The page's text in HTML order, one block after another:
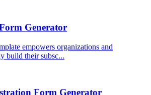
Generator
empowers organizations and
build their subsc...
Form Generator